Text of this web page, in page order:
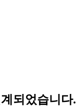
되었습니다.